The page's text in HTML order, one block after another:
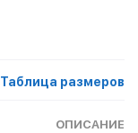
Таблица размеров
ОПИСАНИЕ